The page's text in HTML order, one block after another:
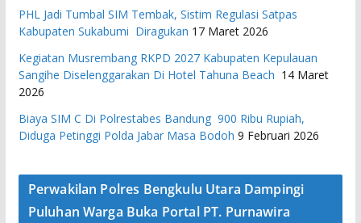
PHL Jadi Tumbal SIM Tembak, Sistim Regulasi Satpas
Kabupaten Sukabumi Diragukan 17 Maret 2026
Kegiatan Musrembang RKPD 2027 ​Kabupaten Kepulauan
Sangihe Diselenggarakan Di Hotel Tahuna Beach 14 Maret
2026
Biaya SIM C Di Polrestabes Bandung 900 Ribu Rupiah,
Diduga Petinggi Polda Jabar Masa Bodoh 9 Februari 2026
Perwakilan Polres Bengkulu Utara Dampingi
Puluhan Warga Buka Portal PT. Purnawira